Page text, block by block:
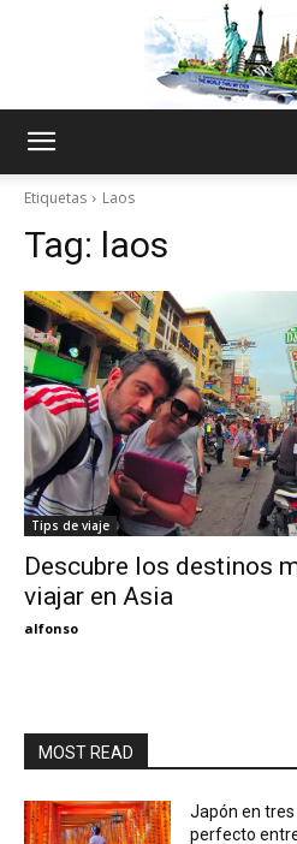
My
Etiquetas Laos
Tag: laos
Tips de viaje
Descubre los destinos
viajar en Asia
alfonso
MOST READ
Japón en
perfecto